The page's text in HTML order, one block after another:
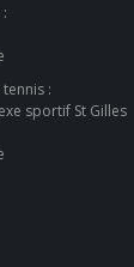
:
sportif St Gilles